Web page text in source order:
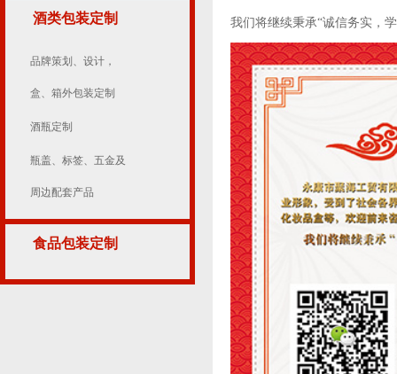
酒类包装定制
品牌策划、设计，
盒、箱外包装定制
酒瓶定制
瓶盖、标签、五金及
周边配套产品
食品包装定制
我们将继续秉承“诚信务实，